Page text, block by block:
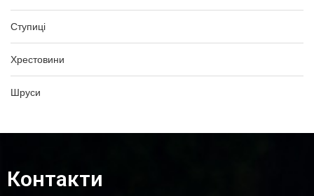
Ступиці
Хрестовини
Шруси
Контакти